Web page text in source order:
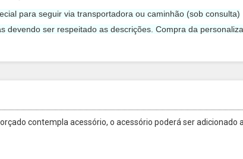
para seguir via transportadora ou caminhão (sob consulta)
devendo ser respeitado as descrições. Compra da
contempla acessório, o acessório poderá ser adicionado